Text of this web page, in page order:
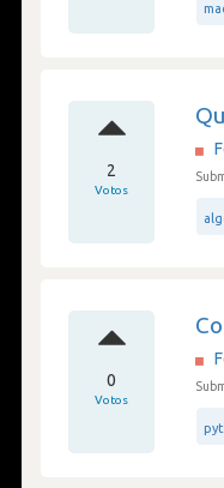
2
Votos
0
Votos